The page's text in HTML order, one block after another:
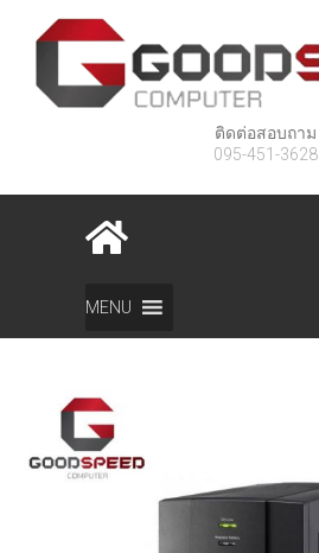
ติดต่อสอบถาม
095-451-3628
MENU
สินค้า